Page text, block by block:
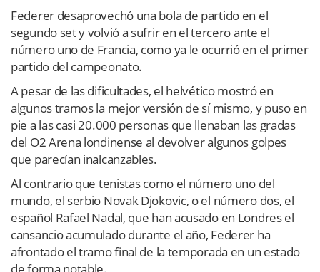
Federer desaprovechó una bola de partido en el
segundo set y volvió a sufrir en el tercero ante el
número uno de Francia, como ya le ocurrió en el primer
partido del campeonato.
A pesar de las dificultades, el helvético mostró en
algunos tramos la mejor versión de sí mismo, y puso en
pie a las casi 20.000 personas que llenaban las gradas
del O2 Arena londinense al devolver algunos golpes
que parecían inalcanzables.
Al contrario que tenistas como el número uno del
mundo, el serbio Novak Djokovic, o el número dos, el
español Rafael Nadal, que han acusado en Londres el
cansancio acumulado durante el año, Federer ha
afrontado el tramo final de la temporada en un estado
de forma notable.